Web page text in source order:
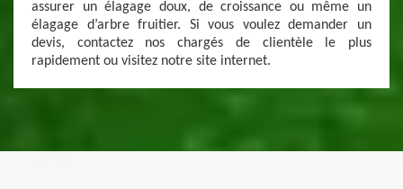
assurer un élagage doux, de croissance ou même un
élagage d’arbre fruitier. Si vous voulez demander un
devis, contactez nos chargés de clientèle le plus
rapidement ou visitez notre site internet.